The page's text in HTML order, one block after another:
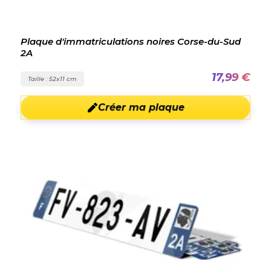
Plaque d'immatriculations noires Corse-du-Sud
2A
Taille : 52x11 cm 17,99 €
Créer ma plaque